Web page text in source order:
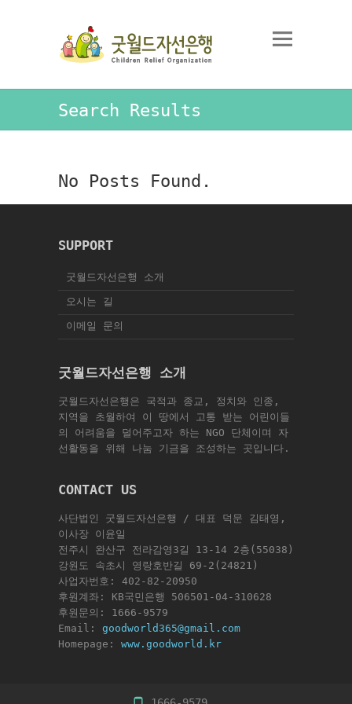
Search Results
No Posts Found.
SUPPORT
굿월드자선은행 소개
오시는 길
이메일 문의
굿월드자선은행 소개
굿월드자선은행은 국적과 종교, 정치와 인종,
지역을 초월하여 이 땅에서 고통 받는 어린이들
의 어려움을 덜어주고자 하는 NGO 단체이며 자
선활동을 위해 나눔 기금을 조성하는 곳입니다.
CONTACT US
사단법인 굿월드자선은행 / 대표 덕문 김태영,
이사장 이윤일
전주시 완산구 전라감영3길 13-14 2층(55038)
강원도 속초시 영랑호반길 69-2(24821)
사업자번호: 402-82-20950
후원계좌: KB국민은행 506501-04-310628
후원문의: 1666-9579
Email: goodworld365@gmail.com
Homepage: www.goodworld.kr